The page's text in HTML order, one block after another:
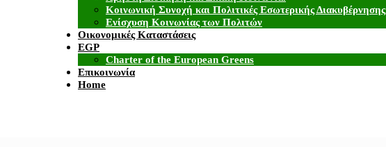
Κοινωνική Συνοχή και Πολιτικές Εσωτερικής Διακυβέρνησης
Ενίσχυση Κοινωνίας των Πολιτών
Οικονομικές Καταστάσεις
EGP
Charter of the European Greens
Επικοινωνία
Home